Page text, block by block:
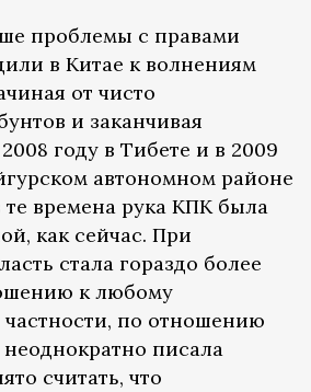
проблемы с правами
в Китае к волнениям
от чисто
и заканчивая
году в Тибете и в 2009
автономном районе
времена рука КПК была
как сейчас. При
стала гораздо более
к любому
по отношению
писала
считать, что